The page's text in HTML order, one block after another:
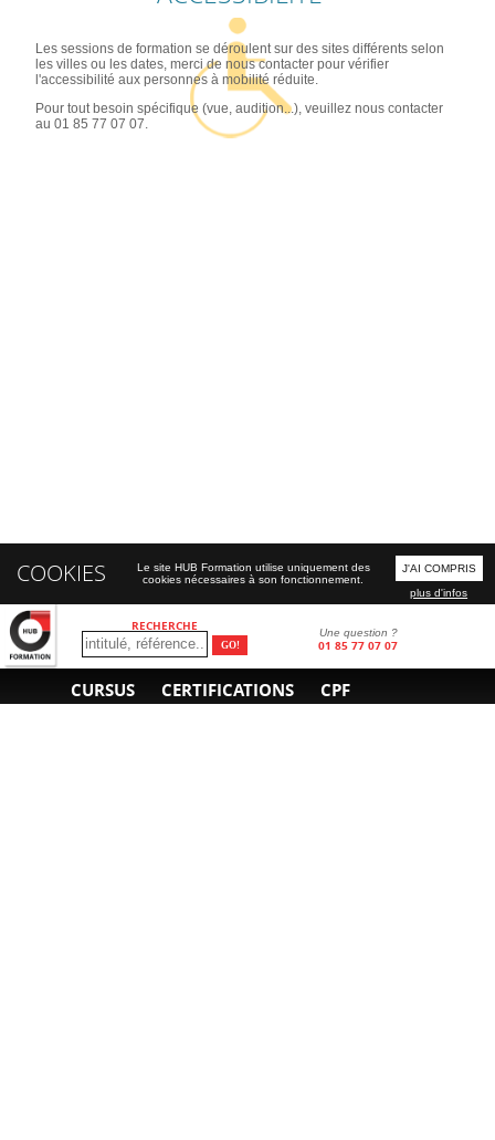
RECHERCHE Une question ?
01 85 77 07 07
CURSUS CERTIFICATIONS CPF
Les sessions de formation se déroulent sur des sites différents selon
les villes ou les dates, merci de nous contacter pour vérifier
l'accessibilité aux personnes à mobilité réduite.
Pour tout besoin spécifique (vue, audition...), veuillez nous contacter
au 01 85 77 07 07.
COOKIES
Le site HUB Formation utilise uniquement des
cookies nécessaires à son fonctionnement.
J'AI COMPRIS
plus d'infos